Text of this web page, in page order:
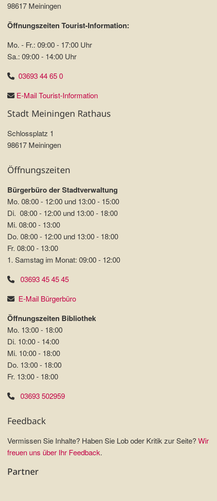
98617 Meiningen
Öffnungszeiten Tourist-Information:
Mo. - Fr.: 09:00 - 17:00 Uhr
Sa.: 09:00 - 14:00 Uhr
03693 44 65 0
E-Mail Tourist-Information
Stadt Meiningen Rathaus
Schlossplatz 1
98617 Meiningen
Öffnungszeiten
Bürgerbüro der Stadtverwaltung
Mo. 08:00 - 12:00 und 13:00 - 15:00
Di. 08:00 - 12:00 und 13:00 - 18:00
Mi. 08:00 - 13:00
Do. 08:00 - 12:00 und 13:00 - 18:00
Fr. 08:00 - 13:00
1. Samstag im Monat: 09:00 - 12:00
03693 45 45 45
E-Mail Bürgerbüro
Öffnungszeiten Bibliothek
Mo. 13:00 - 18:00
Di. 10:00 - 14:00
Mi. 10:00 - 18:00
Do. 13:00 - 18:00
Fr. 13:00 - 18:00
03693 502959
Feedback
Vermissen Sie Inhalte? Haben Sie Lob oder Kritik zur Seite?Wir
freuen uns über Ihr Feedback.
Partner